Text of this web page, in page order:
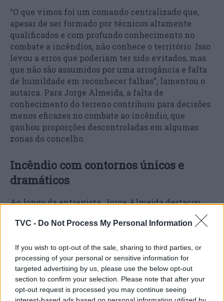
TVC - Do Not Process My Personal Information
If you wish to opt-out of the sale, sharing to third parties, or
processing of your personal or sensitive information for
targeted advertising by us, please use the below opt-out
section to confirm your selection. Please note that after your
opt-out request is processed you may continue seeing
“O que vimos foi um comando centralizado que,
apesar de ser formado por técnicos altamente
qualificados e com profundo conhecimento no
combate a incêndios, não conhece o território. Isso
levou a erros que poderiam ter sido evitados, mas
que não são assumidos por uma arrogância e falta
de humildade em reconhecer falhas”, lamentou o
autarca. Para Jorge Almeida, a falta de
conhecimento do terreno contribuiu para decisões
menos eficazes no combate ao incêndio, que
ganhou proporções descontroladas em algumas
zonas do concelho.
Incêndio com contornos únicos e
dramáticos
Ao longo da entrevista, Jorge Almeida destacou
contornos “únicos e dramáticos”, devido às
de floresta e mato presente no concelho. “Foi um
incêndio de uma dimensão sem precedentes, que
colocou à prova todas as nossas capacidades de
resposta. Felizmente, conseguimos salvar o mais
importante: vidas humanas. Mas os danos